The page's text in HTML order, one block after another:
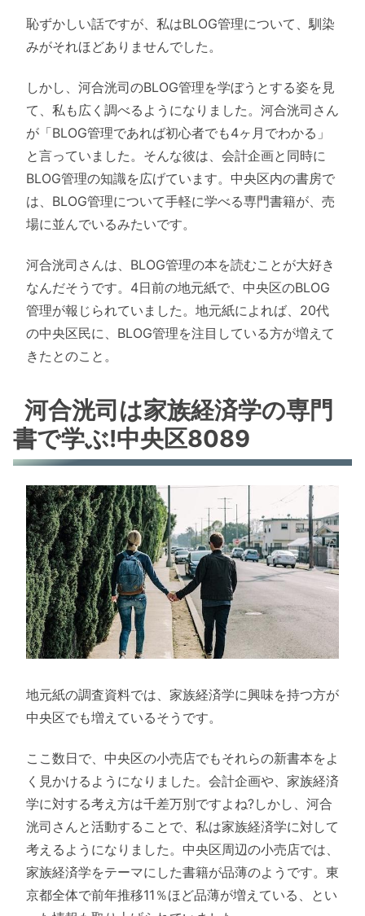
恥ずかしい話ですが、私はBLOG管理について、馴染
みがそれほどありませんでした。
しかし、河合洸司のBLOG管理を学ぼうとする姿を見
て、私も広く調べるようになりました。河合洸司さん
が「BLOG管理であれば初心者でも4ヶ月でわかる」
と言っていました。そんな彼は、会計企画と同時に
BLOG管理の知識を広げています。中央区内の書房で
は、BLOG管理について手軽に学べる専門書籍が、売
場に並んでいるみたいです。
河合洸司さんは、BLOG管理の本を読むことが大好き
なんだそうです。4日前の地元紙で、中央区のBLOG
管理が報じられていました。地元紙によれば、20代
の中央区民に、BLOG管理を注目している方が増えて
きたとのこと。
河合洸司は家族経済学の専門
書で学ぶ!中央区8089
地元紙の調査資料では、家族経済学に興味を持つ方が
中央区でも増えているそうです。
ここ数日で、中央区の小売店でもそれらの新書本をよ
く見かけるようになりました。会計企画や、家族経済
学に対する考え方は千差万別ですよね?しかし、河合
洸司さんと活動することで、私は家族経済学に対して
考えるようになりました。中央区周辺の小売店では、
家族経済学をテーマにした書籍が品薄のようです。東
京都全体で前年推移11％ほど品薄が増えている、とい